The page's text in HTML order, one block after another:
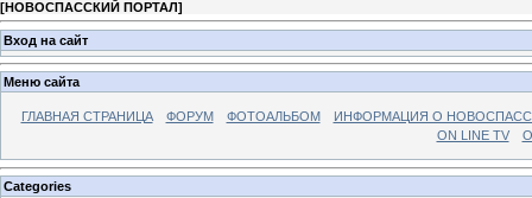
[НОВОСПАССКИЙ ПОРТАЛ]
Вход на сайт
Меню сайта
ГЛАВНАЯ СТРАНИЦА ФОРУМ ФОТОАЛЬБОМ
ИНФОРМАЦИЯ О
ON LINE TV
Categories